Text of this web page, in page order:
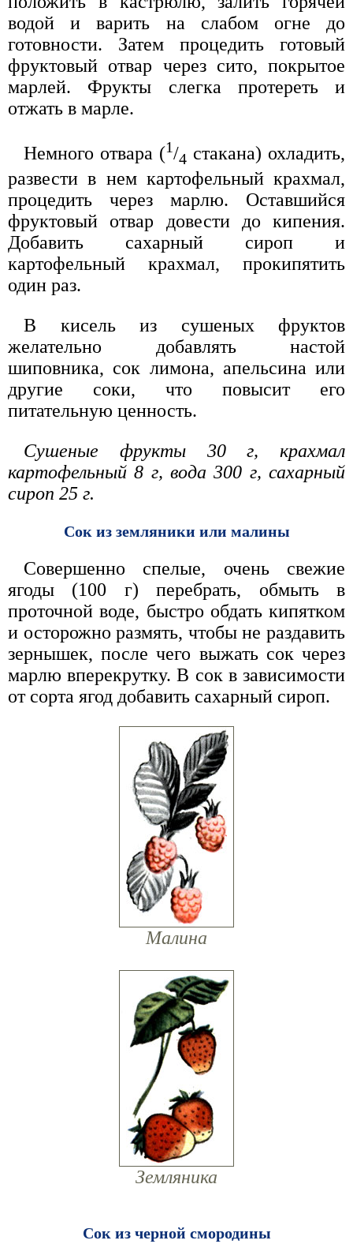
водой и варить на слабом огне до
готовности. Затем процедить готовый
фруктовый отвар через сито, покрытое
марлей. Фрукты слегка протереть и
отжать в марле.
Немного отвара (1/4 стакана) охладить,
развести в нем картофельный крахмал,
процедить через марлю. Оставшийся
фруктовый отвар довести до кипения.
Добавить сахарный сироп и
картофельный крахмал, прокипятить
один раз.
В кисель из сушеных фруктов
желательно добавлять настой
шиповника, сок лимона, апельсина или
другие соки, что повысит его
питательную ценность.
Сушеные фрукты 30 г, крахмал
картофельный 8 г, вода 300 г, сахарный
сироп 25 г.
Сок из земляники или малины
Совершенно спелые, очень свежие
ягоды (100 г) перебрать, обмыть в
проточной воде, быстро обдать кипятком
и осторожно размять, чтобы не раздавить
зернышек, после чего выжать сок через
марлю вперекрутку. В сок в зависимости
от сорта ягод добавить сахарный сироп.
Малина
Земляника
Сок из черной смородины